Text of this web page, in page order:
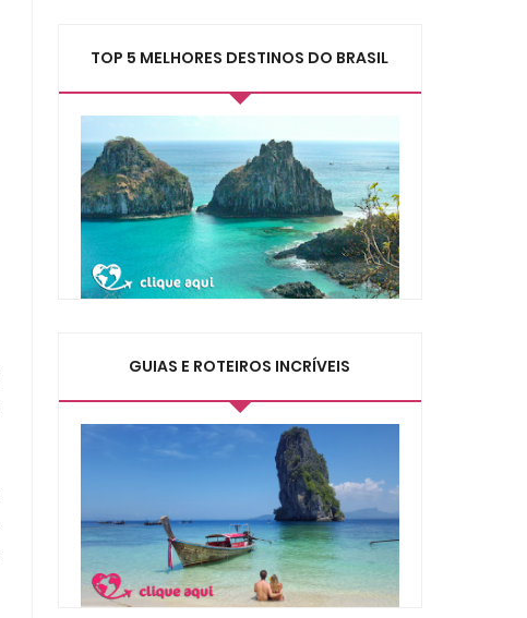
TOP 5 MELHORES DESTINOS DO BRASIL
GUIAS E ROTEIROS INCRÍVEIS